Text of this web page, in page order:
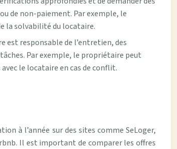
de non-paiement. Par exemple, le
la solvabilité du locataire.
est responsable de l’entretien, des
Par exemple, le propriétaire peut
le locataire en cas de conflit.
à l’année sur des sites comme SeLoger,
Il est important de comparer les offres